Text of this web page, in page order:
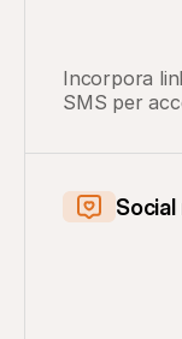
Incorpora
SMS per
Social